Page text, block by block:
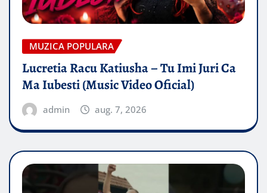
MUZICA POPULARA
Lucretia Racu Katiusha – Tu Imi Juri Ca
Ma Iubesti (Music Video Oficial)
admin aug. 7, 2026